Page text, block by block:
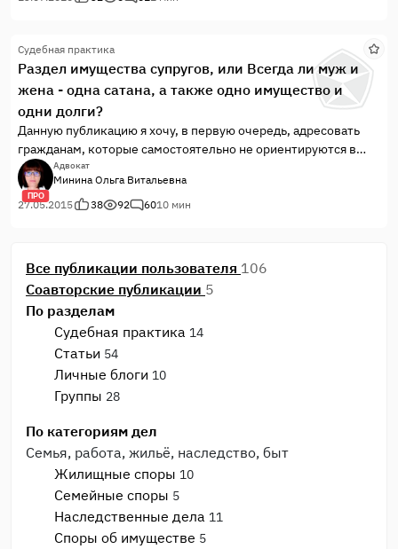
Судебная практика
Раздел имущества супругов, или Всегда ли муж и
жена - одна сатана, а также одно имущество и
одни долги?
Данную публикацию я хочу, в первую очередь, адресовать
гражданам, которые самостоятельно не ориентируются в
семейном законодательстве и им не ведомо, какие
правовые «подножки» могут ждать их при разделе
совместно нажитого имущества.
ПРО
Адвокат
Минина Ольга Витальевна
27.05.2015
38 92 6010 мин
Все публикации пользователя 106
Соавторские публикации 5
По разделам
Судебная практика 14
Статьи 54
Личные блоги 10
Группы 28
По категориям дел
Семья, работа, жильё, наследство, быт
Жилищные споры 10
Семейные споры 5
Наследственные дела 11
Споры об имуществе 5